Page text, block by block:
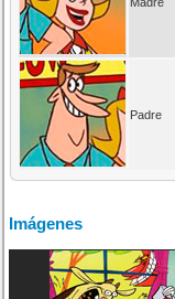
Padre
Imágenes